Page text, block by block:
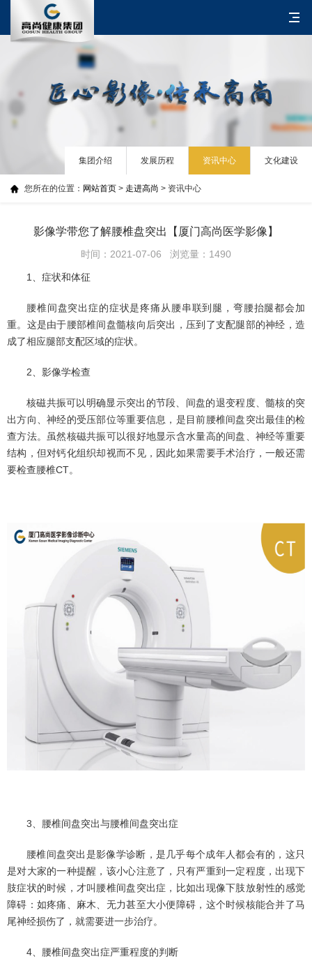
您所在的位置： 网站首页 > 走进高尚 > 资讯中心
集团介绍 发展历程 资讯中心 文化建设
影像学带您了解腰椎盘突出【厦门高尚医学影像】
时间：2021-07-06 浏览量：1490
1、症状和体征
腰椎间盘突出症的症状是疼痛从腰串联到腿，弯腰抬腿都会加
重。这是由于腰部椎间盘髓核向后突出，压到了支配腿部的神经，造
成了相应腿部支配区域的症状。
2、影像学检查
核磁共振可以明确显示突出的节段、间盘的退变程度、髓核的突
出方向、神经的受压部位等重要信息，是目前腰椎间盘突出最佳的检
查方法。虽然核磁共振可以很好地显示含水量高的间盘、神经等重要
结构，但对钙化组织却视而不见，因此如果需要手术治疗，一般还需
要检查腰椎CT。
3、腰椎间盘突出与腰椎间盘突出症
腰椎间盘突出是影像学诊断，是几乎每个成年人都会有的，这只
是对大家的一种提醒，该小心注意了，只有严重到一定程度，出现下
肢症状的时候，才叫腰椎间盘突出症，比如出现像下肢放射性的感觉
障碍：如疼痛、麻木、无力甚至大小便障碍，这个时候核能合并了马
尾神经损伤了，就需要进一步治疗。
4、腰椎间盘突出症严重程度的判断